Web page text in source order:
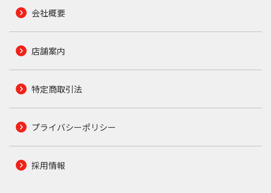
会社概要
店舗案内
特定商取引法
プライバシーポリシー
採用情報